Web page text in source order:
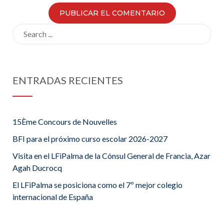
ENTRADAS RECIENTES
15Ème Concours de Nouvelles
BFI para el próximo curso escolar 2026-2027
Visita en el LFiPalma de la Cónsul General de Francia, Azar
Agah Ducrocq
El LFiPalma se posiciona como el 7º mejor colegio
internacional de España